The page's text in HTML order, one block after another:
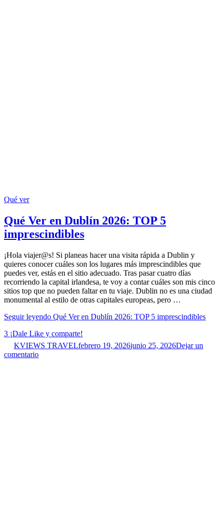
Qué ver
Qué Ver en Dublín 2026: TOP 5
imprescindibles
¡Hola viajer@s! Si planeas hacer una visita rápida a Dublin y
quieres conocer cuáles son los lugares más imprescindibles que
puedes ver, estás en el sitio adecuado. Tras pasar cuatro días
recorriendo la capital irlandesa, te voy a contar cuáles son mis cinco
sitios top que no pueden faltar en tu viaje. Dublin no es una ciudad
monumental al estilo de otras capitales europeas, pero …
Seguir leyendo Qué Ver en Dublín 2026: TOP 5 imprescindibles
3 ¡Dale Like y comparte!
KVIEWS TRAVELfebrero 19, 2026junio 25, 2026Dejar un
comentario